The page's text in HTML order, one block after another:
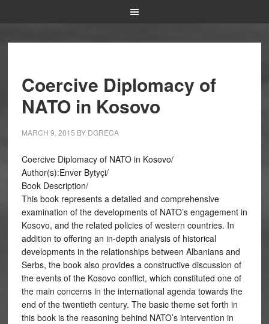
Coercive Diplomacy of
NATO in Kosovo
MARCH 9, 2015 BY DGRECA
Coercive Diplomacy of NATO in Kosovo/
Author(s):Enver Bytyçi/
Book Description/
This book represents a detailed and comprehensive
examination of the developments of NATO’s engagement in
Kosovo, and the related policies of western countries. In
addition to offering an in-depth analysis of historical
developments in the relationships between Albanians and
Serbs, the book also provides a constructive discussion of
the events of the Kosovo conflict, which constituted one of
the main concerns in the international agenda towards the
end of the twentieth century. The basic theme set forth in
this book is the reasoning behind NATO’s intervention in